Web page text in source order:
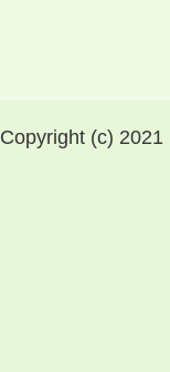
Copyright (c)